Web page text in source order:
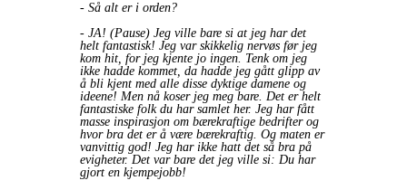
- Så alt er i orden?
- JA! (Pause) Jeg ville bare si at jeg har det
helt fantastisk! Jeg var skikkelig nervøs før jeg
kom hit, for jeg kjente jo ingen. Tenk om jeg
ikke hadde kommet, da hadde jeg gått glipp av
å bli kjent med alle disse dyktige damene og
ideene! Men nå koser jeg meg bare. Det er helt
fantastiske folk du har samlet her. Jeg har fått
masse inspirasjon om bærekraftige bedrifter og
hvor bra det er å være bærekraftig. Og maten er
vanvittig god! Jeg har ikke hatt det så bra på
evigheter. Det var bare det jeg ville si: Du har
gjort en kjempejobb!